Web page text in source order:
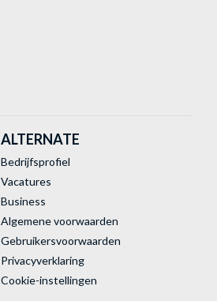
ALTERNATE
Bedrijfsprofiel
Vacatures
Business
Algemene voorwaarden
Gebruikersvoorwaarden
Privacyverklaring
Cookie-instellingen